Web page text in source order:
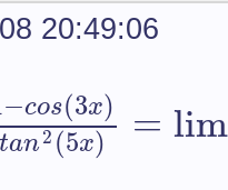
20:49:06
−cos(3x)
tan2(5x) = lim